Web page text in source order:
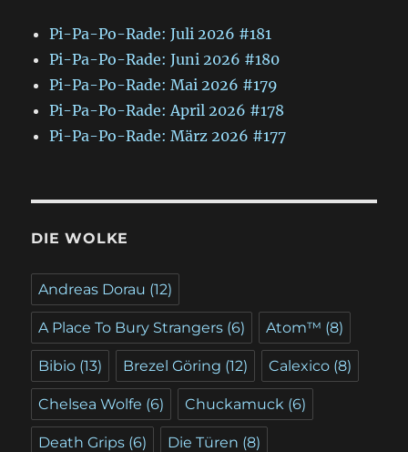
Pi-Pa-Po-Rade: Juli 2026 #181
Pi-Pa-Po-Rade: Juni 2026 #180
Pi-Pa-Po-Rade: Mai 2026 #179
Pi-Pa-Po-Rade: April 2026 #178
Pi-Pa-Po-Rade: März 2026 #177
DIE WOLKE
Andreas Dorau (12)
A Place To Bury Strangers (6) Atom™ (8)
Bibio (13) Brezel Göring (12) Calexico (8)
Chelsea Wolfe (6) Chuckamuck (6)
Death Grips (6) Die Türen (8)